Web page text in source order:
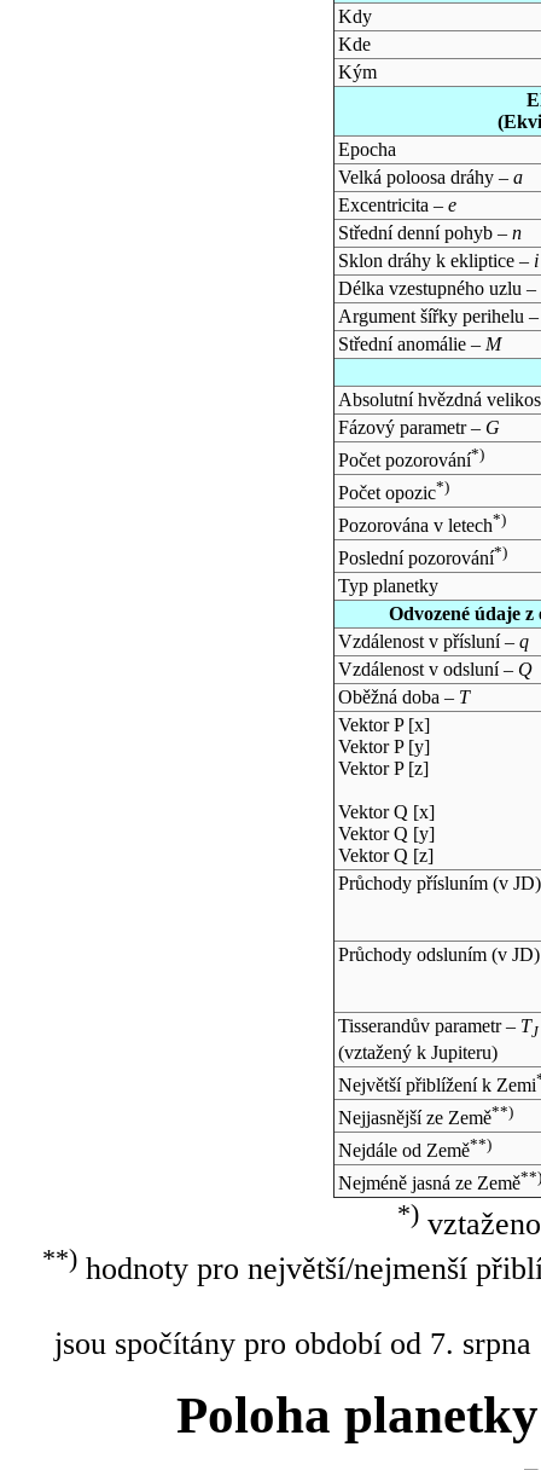
Kdy
Kde
Kým
Epocha
Velká poloosa dráhy – a
Excentricita – e
Střední denní pohyb – n
Sklon dráhy k ekliptice – i
Délka vzestupného uzlu –
Argument šířky perihelu
Střední anomálie – M
Absolutní hvězdná
Fázový parametr – G
Počet pozorování*)
Počet opozic*)
Pozorována v letech*)
Poslední pozorování*)
Typ planetky
Odvozené údaje
Vzdálenost v přísluní – q
Vzdálenost v odsluní – Q
Oběžná doba – T
Vektor P [x]
Vektor P [y]
Vektor P [z]
Vektor Q [x]
Vektor Q [y]
Vektor Q [z]
Průchody přísluním (v JD)
Průchody odsluním (v JD)
Tisserandův parametr – TJ
(vztažený k Jupiteru)
Největší přiblížení k Zemi
Nejjasnější ze Země**)
Nejdále od Země**)
Nejméně jasná ze Země**)
*)
**)hodnoty pro největší/nejmenší
jsou spočítány pro období od 7.
Poloha